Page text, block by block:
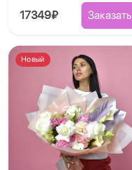
17349₽ Заказать
Новый